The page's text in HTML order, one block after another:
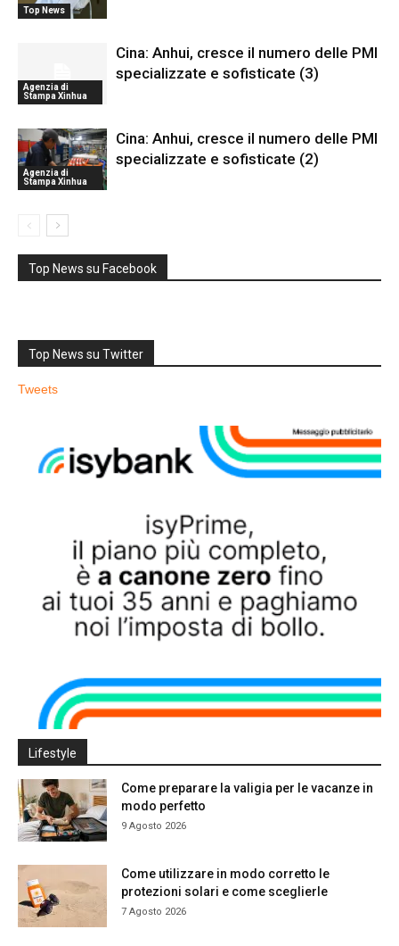
Top News
Agenzia di
Stampa Xinhua
Cina: Anhui, cresce il numero delle PMI
specializzate e sofisticate (3)
Agenzia di
Stampa Xinhua
Cina: Anhui, cresce il numero delle PMI
specializzate e sofisticate (2)
Top News su Facebook
Top News su Twitter
Tweets
Lifestyle
Come preparare la valigia per le vacanze in
modo perfetto
9 Agosto 2026
Come utilizzare in modo corretto le
protezioni solari e come sceglierle
7 Agosto 2026